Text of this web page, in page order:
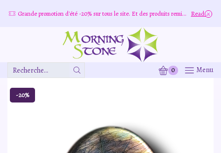
Grande promotion d'été -20% sur tous le site. Et des produits remisé indépendamment Read more
Zone
0 Menu
-20%